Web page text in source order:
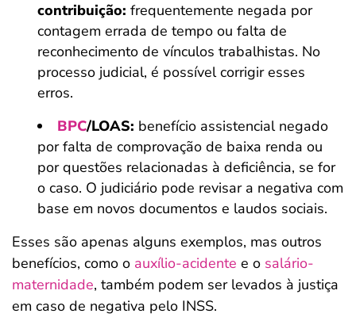
contribuição: frequentemente negada por
contagem errada de tempo ou falta de
reconhecimento de vínculos trabalhistas. No
processo judicial, é possível corrigir esses
erros.
BPC/LOAS: benefício assistencial negado
por falta de comprovação de baixa renda ou
por questões relacionadas à deficiência, se for
o caso. O judiciário pode revisar a negativa com
base em novos documentos e laudos sociais.
Esses são apenas alguns exemplos, mas outros
benefícios, como o auxílio-acidente e o salário-
maternidade, também podem ser levados à justiça
em caso de negativa pelo INSS.